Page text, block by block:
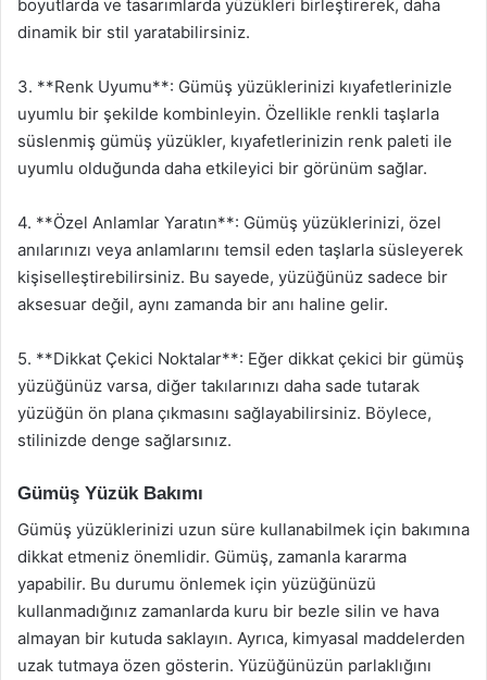
boyutlarda ve tasarımlarda yüzükleri birleştirerek, daha
dinamik bir stil yaratabilirsiniz.
3. **Renk Uyumu**: Gümüş yüzüklerinizi kıyafetlerinizle
uyumlu bir şekilde kombinleyin. Özellikle renkli taşlarla
süslenmiş gümüş yüzükler, kıyafetlerinizin renk paleti ile
uyumlu olduğunda daha etkileyici bir görünüm sağlar.
4. **Özel Anlamlar Yaratın**: Gümüş yüzüklerinizi, özel
anılarınızı veya anlamlarını temsil eden taşlarla süsleyerek
kişiselleştirebilirsiniz. Bu sayede, yüzüğünüz sadece bir
aksesuar değil, aynı zamanda bir anı haline gelir.
5. **Dikkat Çekici Noktalar**: Eğer dikkat çekici bir gümüş
yüzüğünüz varsa, diğer takılarınızı daha sade tutarak
yüzüğün ön plana çıkmasını sağlayabilirsiniz. Böylece,
stilinizde denge sağlarsınız.
Gümüş Yüzük Bakımı
Gümüş yüzüklerinizi uzun süre kullanabilmek için bakımına
dikkat etmeniz önemlidir. Gümüş, zamanla kararma
yapabilir. Bu durumu önlemek için yüzüğünüzü
kullanmadığınız zamanlarda kuru bir bezle silin ve hava
almayan bir kutuda saklayın. Ayrıca, kimyasal maddelerden
uzak tutmaya özen gösterin. Yüzüğünüzün parlaklığını